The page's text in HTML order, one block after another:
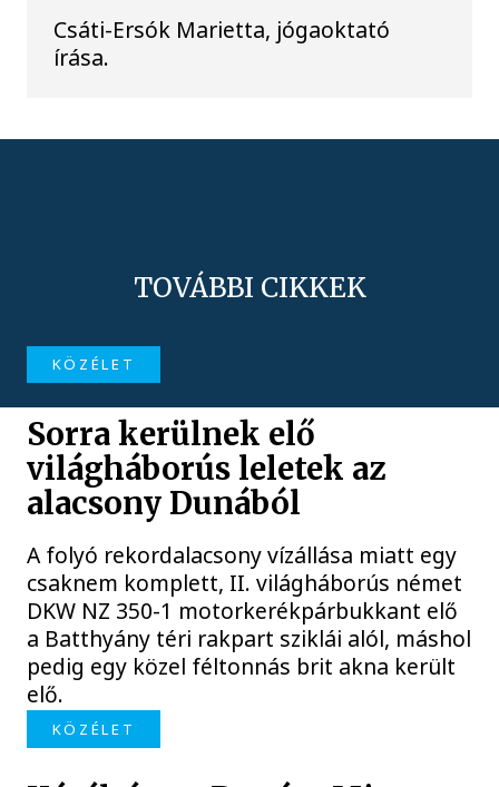
Csáti-Ersók Marietta, jógaoktató
írása.
TOVÁBBI CIKKEK
KÖZÉLET
Sorra kerülnek elő
világháborús leletek az
alacsony Dunából
A folyó rekordalacsony vízállása miatt egy
csaknem komplett, II. világháborús német
DKW NZ 350-1 motorkerékpárbukkant elő
a Batthyány téri rakpart sziklái alól, máshol
pedig egy közel féltonnás brit akna került
elő.
KÖZÉLET